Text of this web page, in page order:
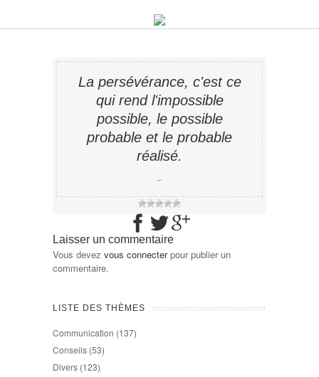
La persévérance, c'est ce
qui rend l'impossible
possible, le possible
probable et le probable
réalisé.
−
Laisser un commentaire
Vous devez vous connecterpour publier un
commentaire.
LISTE DES THÈMES
Communication (137)
Conseils (53)
Divers (123)